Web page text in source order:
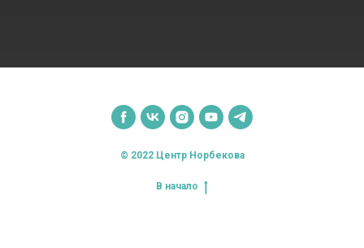
© 2022 Центр Норбекова
В начало